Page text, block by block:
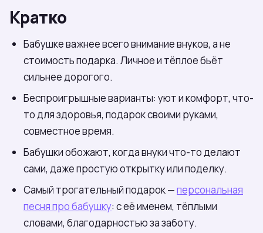
Кратко
Бабушке важнее всего внимание внуков, а не
стоимость подарка. Личное и тёплое бьёт
сильнее дорогого.
Беспроигрышные варианты: уют и комфорт, что-
то для здоровья, подарок своими руками,
совместное время.
Бабушки обожают, когда внуки что-то делают
сами, даже простую открытку или поделку.
Самый трогательный подарок —персональная
песня про бабушку: с её именем, тёплыми
словами, благодарностью за заботу.